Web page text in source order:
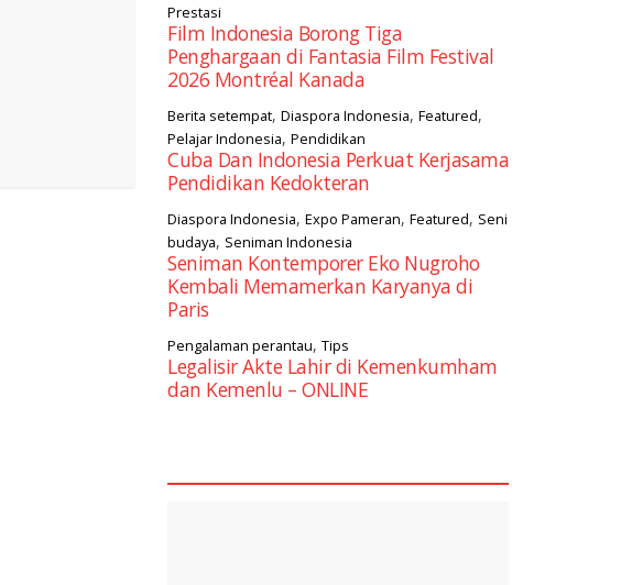
Prestasi
Film Indonesia Borong Tiga
Penghargaan di Fantasia Film Festival
2026 Montréal Kanada
Berita setempat, Diaspora Indonesia, Featured,
Pelajar Indonesia, Pendidikan
Cuba Dan Indonesia Perkuat Kerjasama
Pendidikan Kedokteran
Diaspora Indonesia, Expo Pameran, Featured, Seni
budaya, Seniman Indonesia
Seniman Kontemporer Eko Nugroho
Kembali Memamerkan Karyanya di
Paris
Pengalaman perantau, Tips
Legalisir Akte Lahir di Kemenkumham
dan Kemenlu – ONLINE